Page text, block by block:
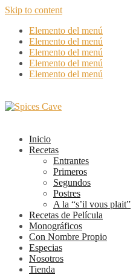
Skip to content
Elemento del menú
Elemento del menú
Elemento del menú
Elemento del menú
Elemento del menú
Inicio
Recetas
Entrantes
Primeros
Segundos
Postres
A la “s’il vous plait”
Recetas de Película
Monográficos
Con Nombre Propio
Especias
Nosotros
Tienda